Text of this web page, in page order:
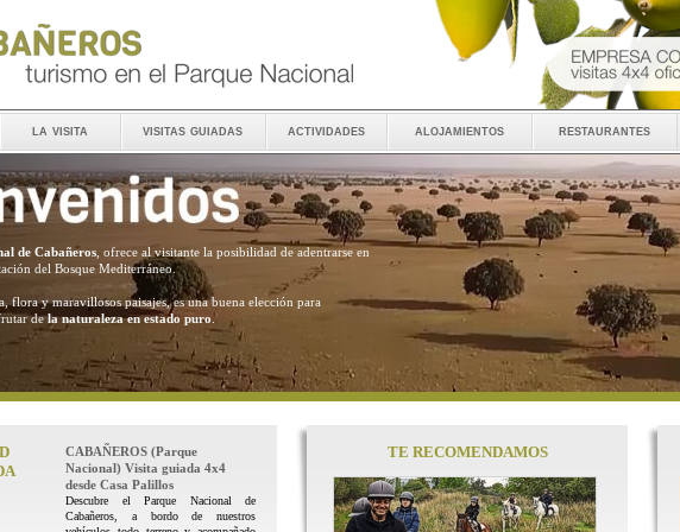
la visita visitas guiadas actividades alojamientos restaurantes
de Cabañeros , ofrece al visitante la posibilidad de adentrarse en
del Bosque Mediterráneo.
flora y maravillosos paisajes, es una buena elección para
dela naturaleza en estado puro .
CABAÑEROS (Parque
Nacional) Visita guiada 4x4
desde Casa Palillos
Descubre el Parque Nacional de
Cabañeros, a bordo de nuestros
TE RECOMENDAMOS